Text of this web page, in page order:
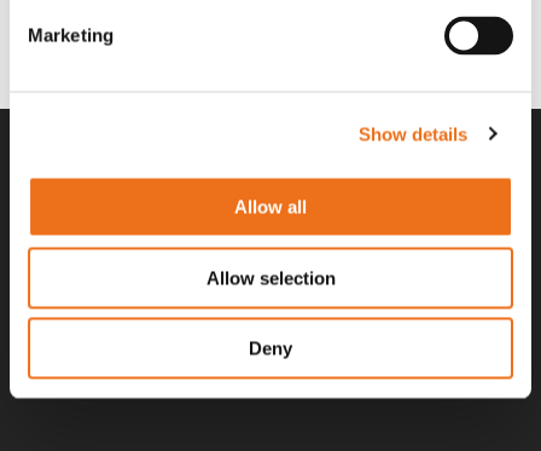
Marketing
Show details
Allow all
Allow selection
Deny
Alla priser på tillbehör och tillval gäller vid köp av ny maskin. Priserna
gäller inte vid köp av enskild produkt, till exempel